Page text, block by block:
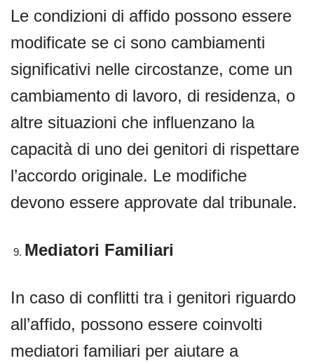
Le condizioni di affido possono essere
modificate se ci sono cambiamenti
significativi nelle circostanze, come un
cambiamento di lavoro, di residenza, o
altre situazioni che influenzano la
capacità di uno dei genitori di rispettare
l’accordo originale. Le modifiche
devono essere approvate dal tribunale.
Mediatori Familiari
In caso di conflitti tra i genitori riguardo
all’affido, possono essere coinvolti
mediatori familiari per aiutare a